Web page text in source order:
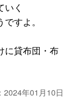
く
すよ。
に貸布団・布
2024年01月10日